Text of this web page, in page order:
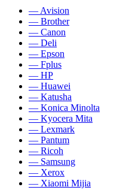
— Avision
— Brother
— Canon
— Deli
— Epson
— Fplus
— HP
— Huawei
— Katusha
— Konica Minolta
— Kyocera Mita
— Lexmark
— Pantum
— Ricoh
— Samsung
— Xerox
— Xiaomi Mijia